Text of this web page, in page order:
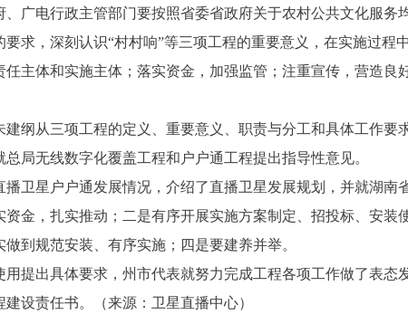
广电行政主管部门要按照省委省政府关于农村公共文化服务
求，深刻认识“村村响”等三项工程的重要意义，在实施过程
主体和实施主体；落实资金，加强监管；注重宣传，营造良
纲从三项工程的定义、重要意义、职责与分工和具体工作要
局无线数字化覆盖工程和户户通工程提出指导性意见。
卫星户户通发展情况，介绍了直播卫星发展规划，并就湖南
金，扎实推动；二是有序开展实施方案制定、招投标、安装
到规范安装、有序实施；四是要建养并举。
提出具体要求，州市代表就努力完成工程各项工作做了表态
设责任书。（来源：卫星直播中心）